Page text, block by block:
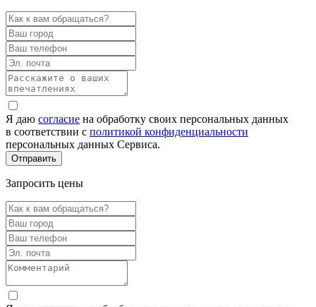
Я даю согласие на обработку своих персональных данных
в соответствии с политикой конфиденциальности
персональных данных Сервиса.
Запросить цены